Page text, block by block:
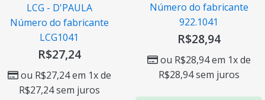
LCG - D'PAULA
Número do fabricante
LCG1041
R$27,24
ou R$27,24em 1x de
R$27,24sem juros
Número do fabricante
922.1041
R$28,94
ou R$28,94em 1x de
R$28,94sem juros